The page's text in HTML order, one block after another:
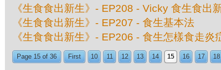
《生食食出新生》- EP208 - Vicky 食生食出
《生食食出新生》- EP207 - 食生基本法
《生食食出新生》- EP206 - 食生怎樣食走炎
Page 15 of 36 First 10 11 12 13 14 15 16 17 18